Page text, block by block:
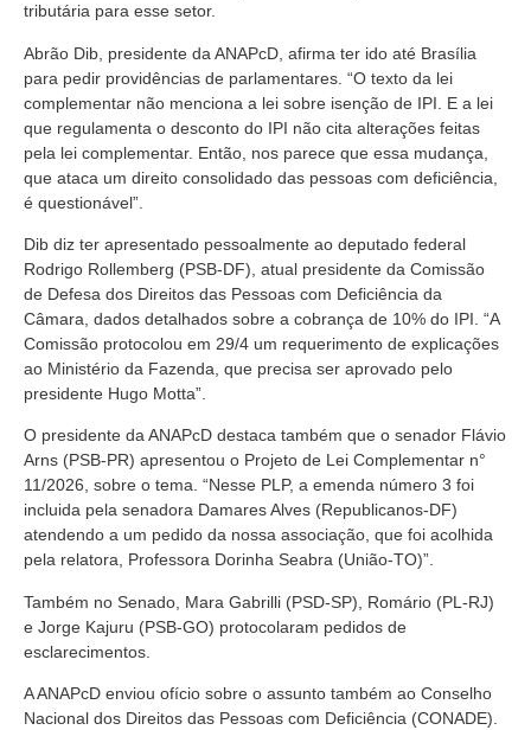
tributária para esse setor.
Abrão Dib, presidente da ANAPcD, afirma ter ido até Brasília
para pedir providências de parlamentares. “O texto da lei
complementar não menciona a lei sobre isenção de IPI. E a lei
que regulamenta o desconto do IPI não cita alterações feitas
pela lei complementar. Então, nos parece que essa mudança,
que ataca um direito consolidado das pessoas com deficiência,
é questionável”.
Dib diz ter apresentado pessoalmente ao deputado federal
Rodrigo Rollemberg (PSB-DF), atual presidente da Comissão
de Defesa dos Direitos das Pessoas com Deficiência da
Câmara, dados detalhados sobre a cobrança de 10% do IPI. “A
Comissão protocolou em 29/4 um requerimento de explicações
ao Ministério da Fazenda, que precisa ser aprovado pelo
presidente Hugo Motta”.
O presidente da ANAPcD destaca também que o senador Flávio
Arns (PSB-PR) apresentou o Projeto de Lei Complementar n°
11/2026, sobre o tema. “Nesse PLP, a emenda número 3 foi
incluida pela senadora Damares Alves (Republicanos-DF)
atendendo a um pedido da nossa associação, que foi acolhida
pela relatora, Professora Dorinha Seabra (União-TO)”.
Também no Senado, Mara Gabrilli (PSD-SP), Romário (PL-RJ)
e Jorge Kajuru (PSB-GO) protocolaram pedidos de
esclarecimentos.
A ANAPcD enviou ofício sobre o assunto também ao Conselho
Nacional dos Direitos das Pessoas com Deficiência (CONADE).